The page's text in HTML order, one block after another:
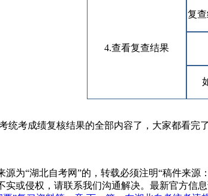
4.查看复查结果
复
考成绩复核结果的全部内容了，大家都看完
为“湖北自考网”的，转载必须注明“稿件来源
实或侵权，请联系我们沟通解决。最新官方信